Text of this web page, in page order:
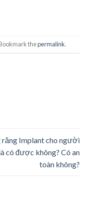
thepermalink.
răng Implant cho người
có được không? Có an
toàn không?